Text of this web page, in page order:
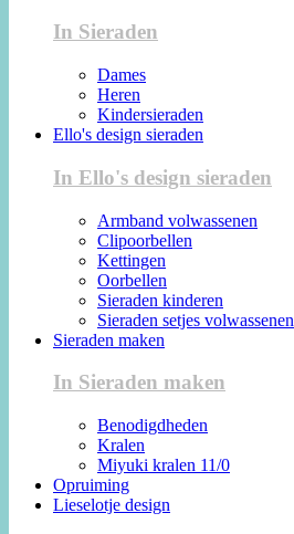
In Sieraden
Dames
Heren
Kindersieraden
Ello's design sieraden
In Ello's design sieraden
Armband volwassenen
Clipoorbellen
Kettingen
Oorbellen
Sieraden kinderen
Sieraden setjes volwassenen
Sieraden maken
In Sieraden maken
Benodigdheden
Kralen
Miyuki kralen 11/0
Opruiming
Lieselotje design